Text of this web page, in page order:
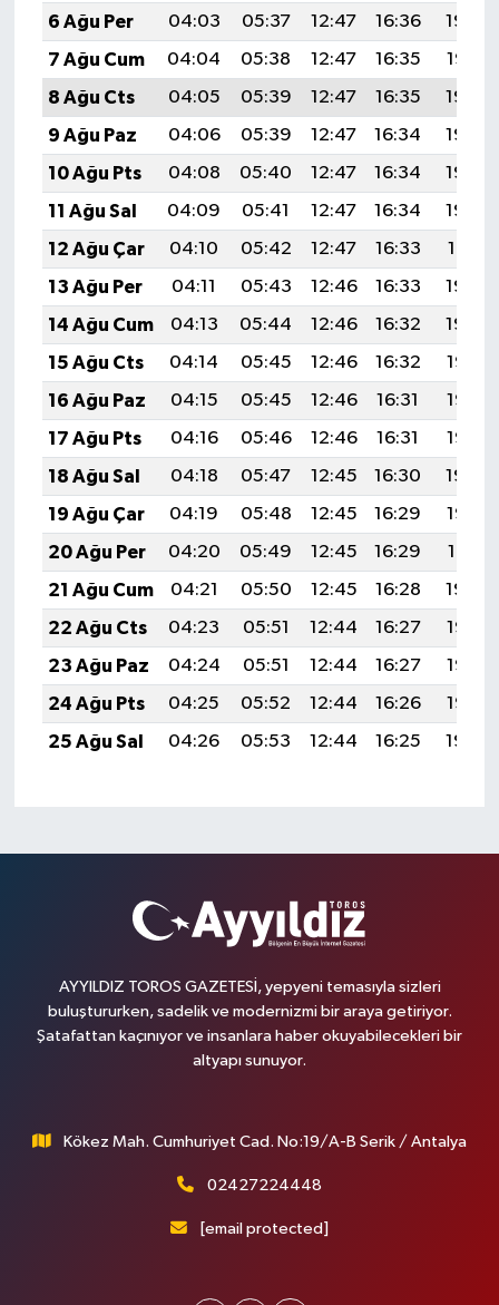
6 Ağu Per 04:03 05:37 12:47 16:36
19:48
7 Ağu Cum
04:04 05:38 12:47 16:35
19:47
8 Ağu Cts
04:05 05:39 12:47 16:35
19:46
9 Ağu Paz
04:06 05:39 12:47 16:34
19:45
10 Ağu Pts
04:08 05:40 12:47 16:34
19:43
11 Ağu Sal
04:09 05:41 12:47 16:34
19:42
12 Ağu Çar
04:10 05:42 12:47 16:33
19:41
13 Ağu Per
04:11 05:43 12:46 16:33
19:40
14 Ağu Cum
04:13 05:44 12:46 16:32
19:39
15 Ağu Cts
04:14 05:45 12:46 16:32
19:37
16 Ağu Paz
04:15 05:45 12:46 16:31
19:36
17 Ağu Pts
04:16 05:46 12:46 16:31
19:35
18 Ağu Sal
04:18 05:47 12:45 16:30
19:34
19 Ağu Çar
04:19 05:48 12:45 16:29
19:32
20 Ağu Per
04:20 05:49 12:45 16:29
19:31
21 Ağu Cum
04:21 05:50 12:45 16:28
19:30
22 Ağu Cts
04:23 05:51 12:44 16:27
19:28
23 Ağu Paz
04:24 05:51 12:44 16:27
19:27
24 Ağu Pts
04:25 05:52 12:44 16:26
19:25
25 Ağu Sal
04:26 05:53 12:44 16:25 19:24
AYYILDIZ TOROS GAZETESİ, yepyeni temasıyla sizleri
buluştururken, sadelik ve modernizmi bir araya getiriyor.
Şatafattan kaçınıyor ve insanlara haber okuyabilecekleri bir
altyapı sunuyor.
Kökez Mah. Cumhuriyet Cad. No:19/A-B Serik / Antalya
02427224448
[email protected]